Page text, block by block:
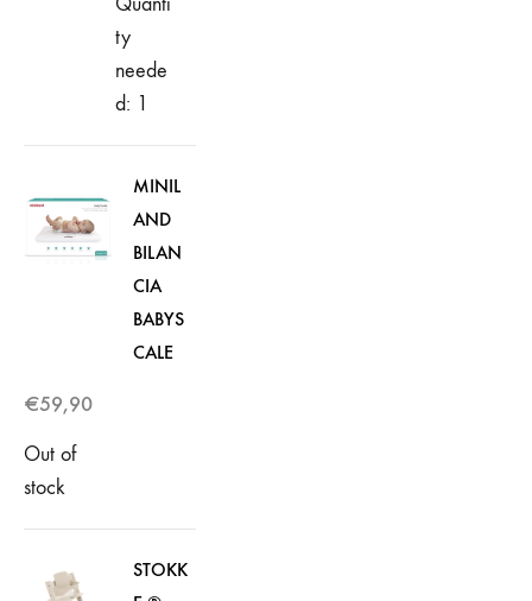
ty
neede
d: 1
MINIL
AND
BILAN
CIA
BABYS
CALE
€59,90
Out of
stock
STOKK